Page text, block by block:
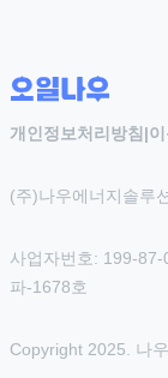
개인정보처리방침 |
(주)나우에너지솔루
사업자번호: 199-
파-1678호
Copyright 2025. 나